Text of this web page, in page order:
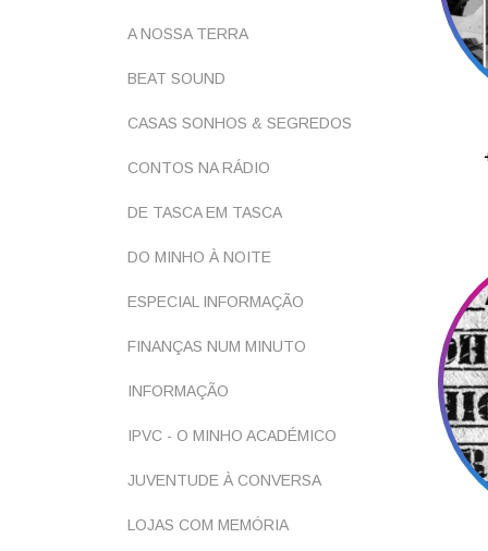
A NOSSA TERRA
BEAT SOUND
CASAS SONHOS & SEGREDOS
CONTOS NA RÁDIO
DE TASCA EM TASCA
DO MINHO À NOITE
ESPECIAL INFORMAÇÃO
FINANÇAS NUM MINUTO
INFORMAÇÃO
IPVC - O MINHO ACADÉMICO
JUVENTUDE À CONVERSA
LOJAS COM MEMÓRIA